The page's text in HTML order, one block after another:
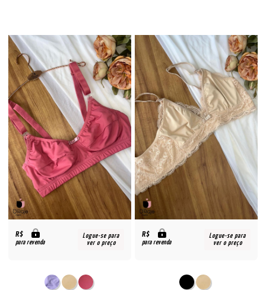
R$
para revenda
Logue-se para
ver o preço
R$
para revenda
Logue-se para
ver o preço